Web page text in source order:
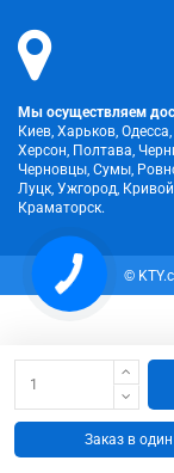
Заказ в
Мы осуществляем
Киев, Харьков,
Херсон, Полтава,
Черновцы, Сумы,
Луцк, Ужгород,
Краматорск.
©